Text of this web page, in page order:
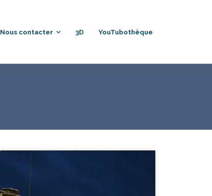
Nous contacter 3D YouTubothèque